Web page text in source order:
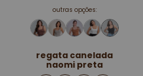
outras opções:
regata canelada
naomi preta